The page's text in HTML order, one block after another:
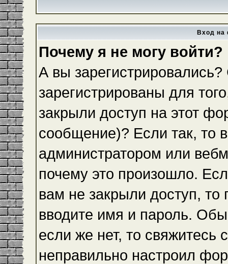
Вход на
Почему я не могу войти?
А вы
зарегистрированы для
закрыли доступ на этот
сообщение)? Если так, то
администратором или
почему это произошло.
вам не закрыли доступ,
вводите имя и пароль.
если же нет, то свяжитесь
неправильно настроил